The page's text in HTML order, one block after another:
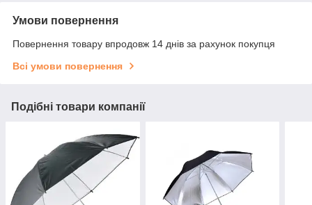
Умови повернення
Повернення товару впродовж 14 днів за рахунок покупця
Всі умови повернення
Подібні товари компанії